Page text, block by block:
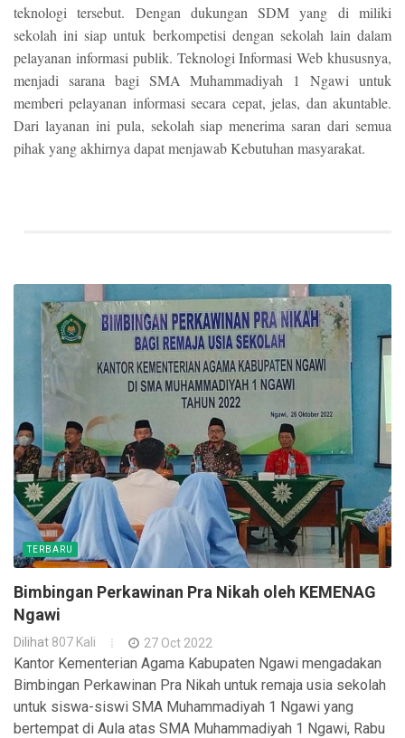
teknologi tersebut. Dengan dukungan SDM yang di miliki
sekolah ini siap untuk berkompetisi dengan sekolah lain dalam
pelayanan informasi publik. Teknologi Informasi Web khususnya,
menjadi sarana bagi SMA Muhammadiyah 1 Ngawi untuk
memberi pelayanan informasi secara cepat, jelas, dan akuntable.
Dari layanan ini pula, sekolah siap menerima saran dari semua
pihak yang akhirnya dapat menjawab Kebutuhan masyarakat.
TERBARU
Bimbingan Perkawinan Pra Nikah oleh KEMENAG
Ngawi
Dilihat 807 Kali 27 Oct 2022
Kantor Kementerian Agama Kabupaten Ngawi mengadakan
Bimbingan Perkawinan Pra Nikah untuk remaja usia sekolah
untuk siswa-siswi SMA Muhammadiyah 1 Ngawi yang
bertempat di Aula atas SMA Muhammadiyah 1 Ngawi, Rabu